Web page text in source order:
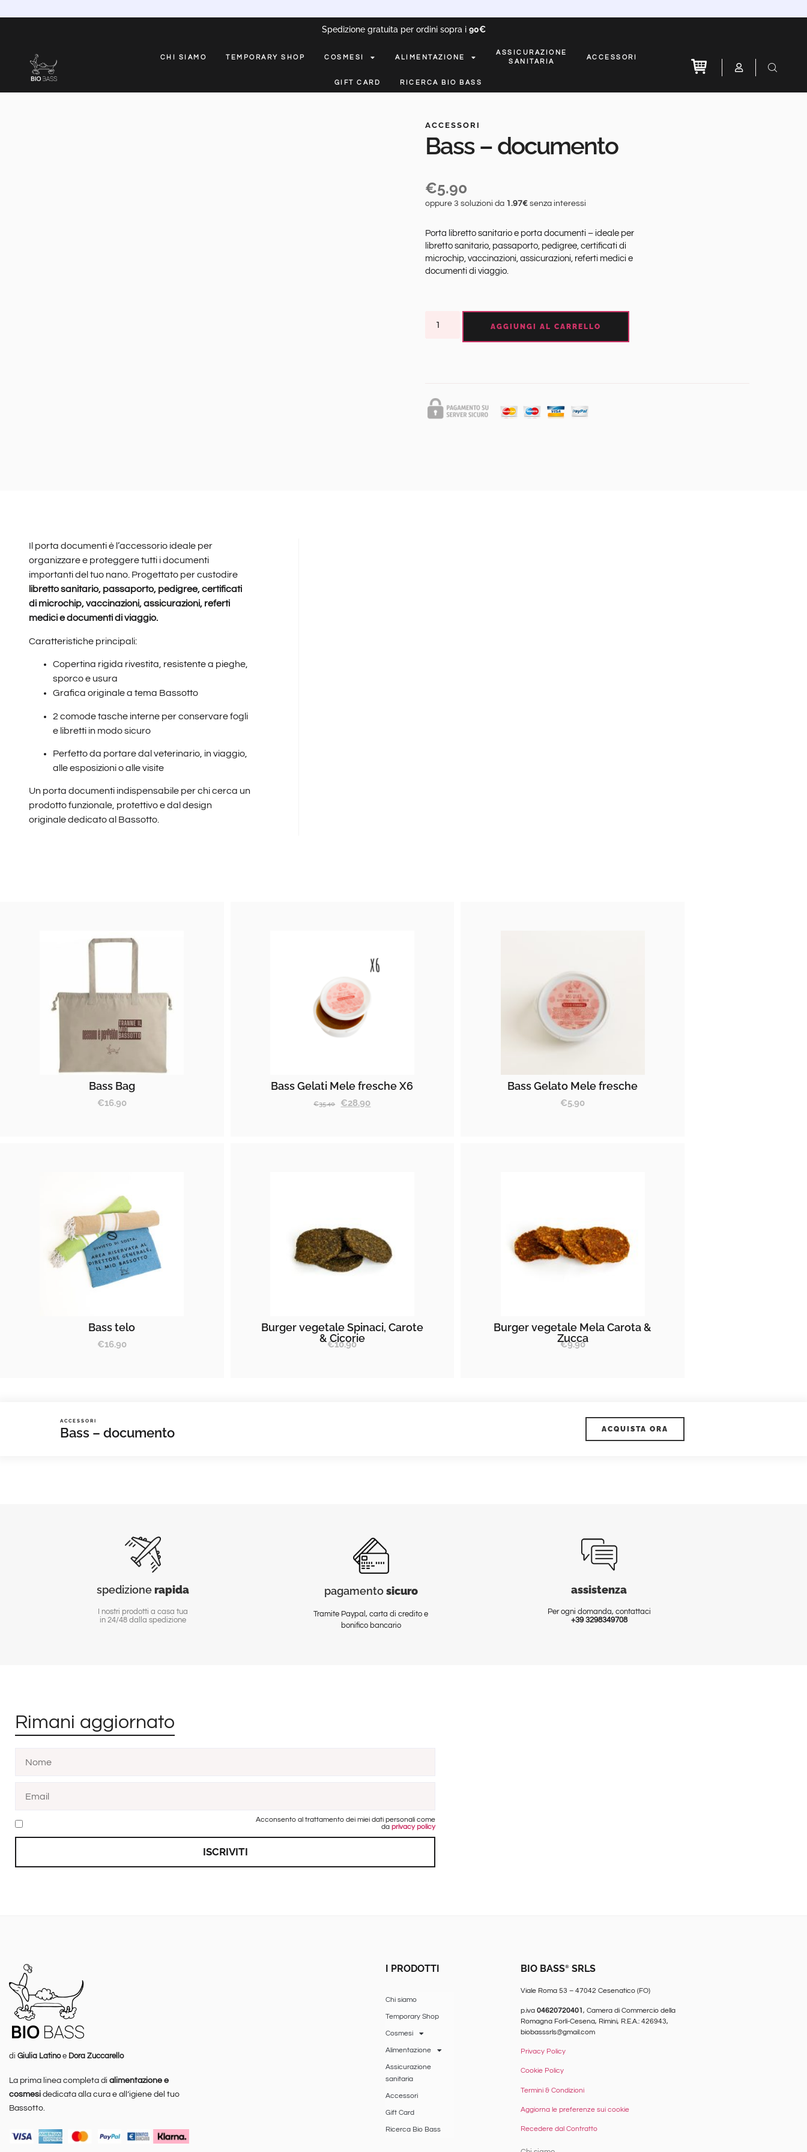
Spedizione gratuita per ordini sopra i 90€
CHI SIAMO TEMPORARY SHOP COSMESI ALIMENTAZIONE
ASSICURAZIONE
SANITARIA
ACCESSORI
GIFT CARD RICERCA BIO BASS
ACCESSORI
Bass – documento
€5.90
oppure 3 soluzioni da 1.97€ senza interessi
Porta libretto sanitario e porta documenti – ideale per
libretto sanitario, passaporto, pedigree, certificati di
microchip, vaccinazioni, assicurazioni, referti medici e
documenti di viaggio.
AGGIUNGI AL CARRELLO
Il porta documenti è l’accessorio ideale per
organizzare e proteggere tutti i documenti
importanti del tuo nano. Progettato per custodire
libretto sanitario, passaporto, pedigree, certificati
di microchip, vaccinazioni, assicurazioni, referti
medici e documenti di viaggio.
Caratteristiche principali:
Copertina rigida rivestita, resistente a pieghe,
sporco e usura
Grafica originale a tema Bassotto
2 comode tasche interne per conservare fogli
e libretti in modo sicuro
Perfetto da portare dal veterinario, in viaggio,
alle esposizioni o alle visite
Un porta documenti indispensabile per chi cerca un
prodotto funzionale, protettivo e dal design
originale dedicato al Bassotto.
Bass Bag
€16.90
Bass Gelati Mele fresche X6
€35.40 €28.90
Bass Gelato Mele fresche
€5.90
Bass telo
€16.90
Burger vegetale Spinaci, Carote
& Cicorie
€10.90
Burger vegetale Mela Carota &
Zucca
€9.90
ACCESSORI
Bass – documento ACQUISTA ORA
spedizionerapida
I nostri prodotti a casa tua
in 24/48 dalla spedizione
pagamentosicuro
Tramite Paypal, carta di credito e
bonifico bancario
assistenza
Per ogni domanda, contattaci
+39 3298349708
Rimani aggiornato
Acconsento al trattamento dei miei dati personali come
da privacy policy
ISCRIVITI
di Giulia Latinoe Dora Zuccarello
La prima linea completa di alimentazione e
cosmesi dedicata alla cura e all’igiene del tuo
Bassotto.
I PRODOTTI
Chi siamo
Temporary Shop
Cosmesi
Alimentazione
Assicurazione
sanitaria
Accessori
Gift Card
Ricerca Bio Bass
BIO BASS®SRLS
Viale Roma 53 – 47042 Cesenatico (FO)
p.iva04620720401, Camera di Commercio della
Romagna Forlì-Cesena, Rimini, R.E.A.: 426943,
biobasssrls@gmail.com
Privacy Policy
Cookie Policy
Termini & Condizioni
Aggiorna le preferenze sui cookie
Recedere dal Contratto